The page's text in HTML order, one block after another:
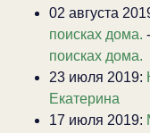
02 августа
поисках дома. -
поисках дома.
23 июля 2019:
Екатерина
17 июля 2019: